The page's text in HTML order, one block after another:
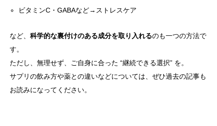
ビタミンC・GABAなど→ストレスケア
など、 科学的な裏付けのある成分を取り入れるのも一つの方法で
す。
ただし、無理せず、ご自身に合った “継続できる選択” を。
サプリの飲み方や薬との違いなどについては、ぜひ過去の記事も
お読みになってください。